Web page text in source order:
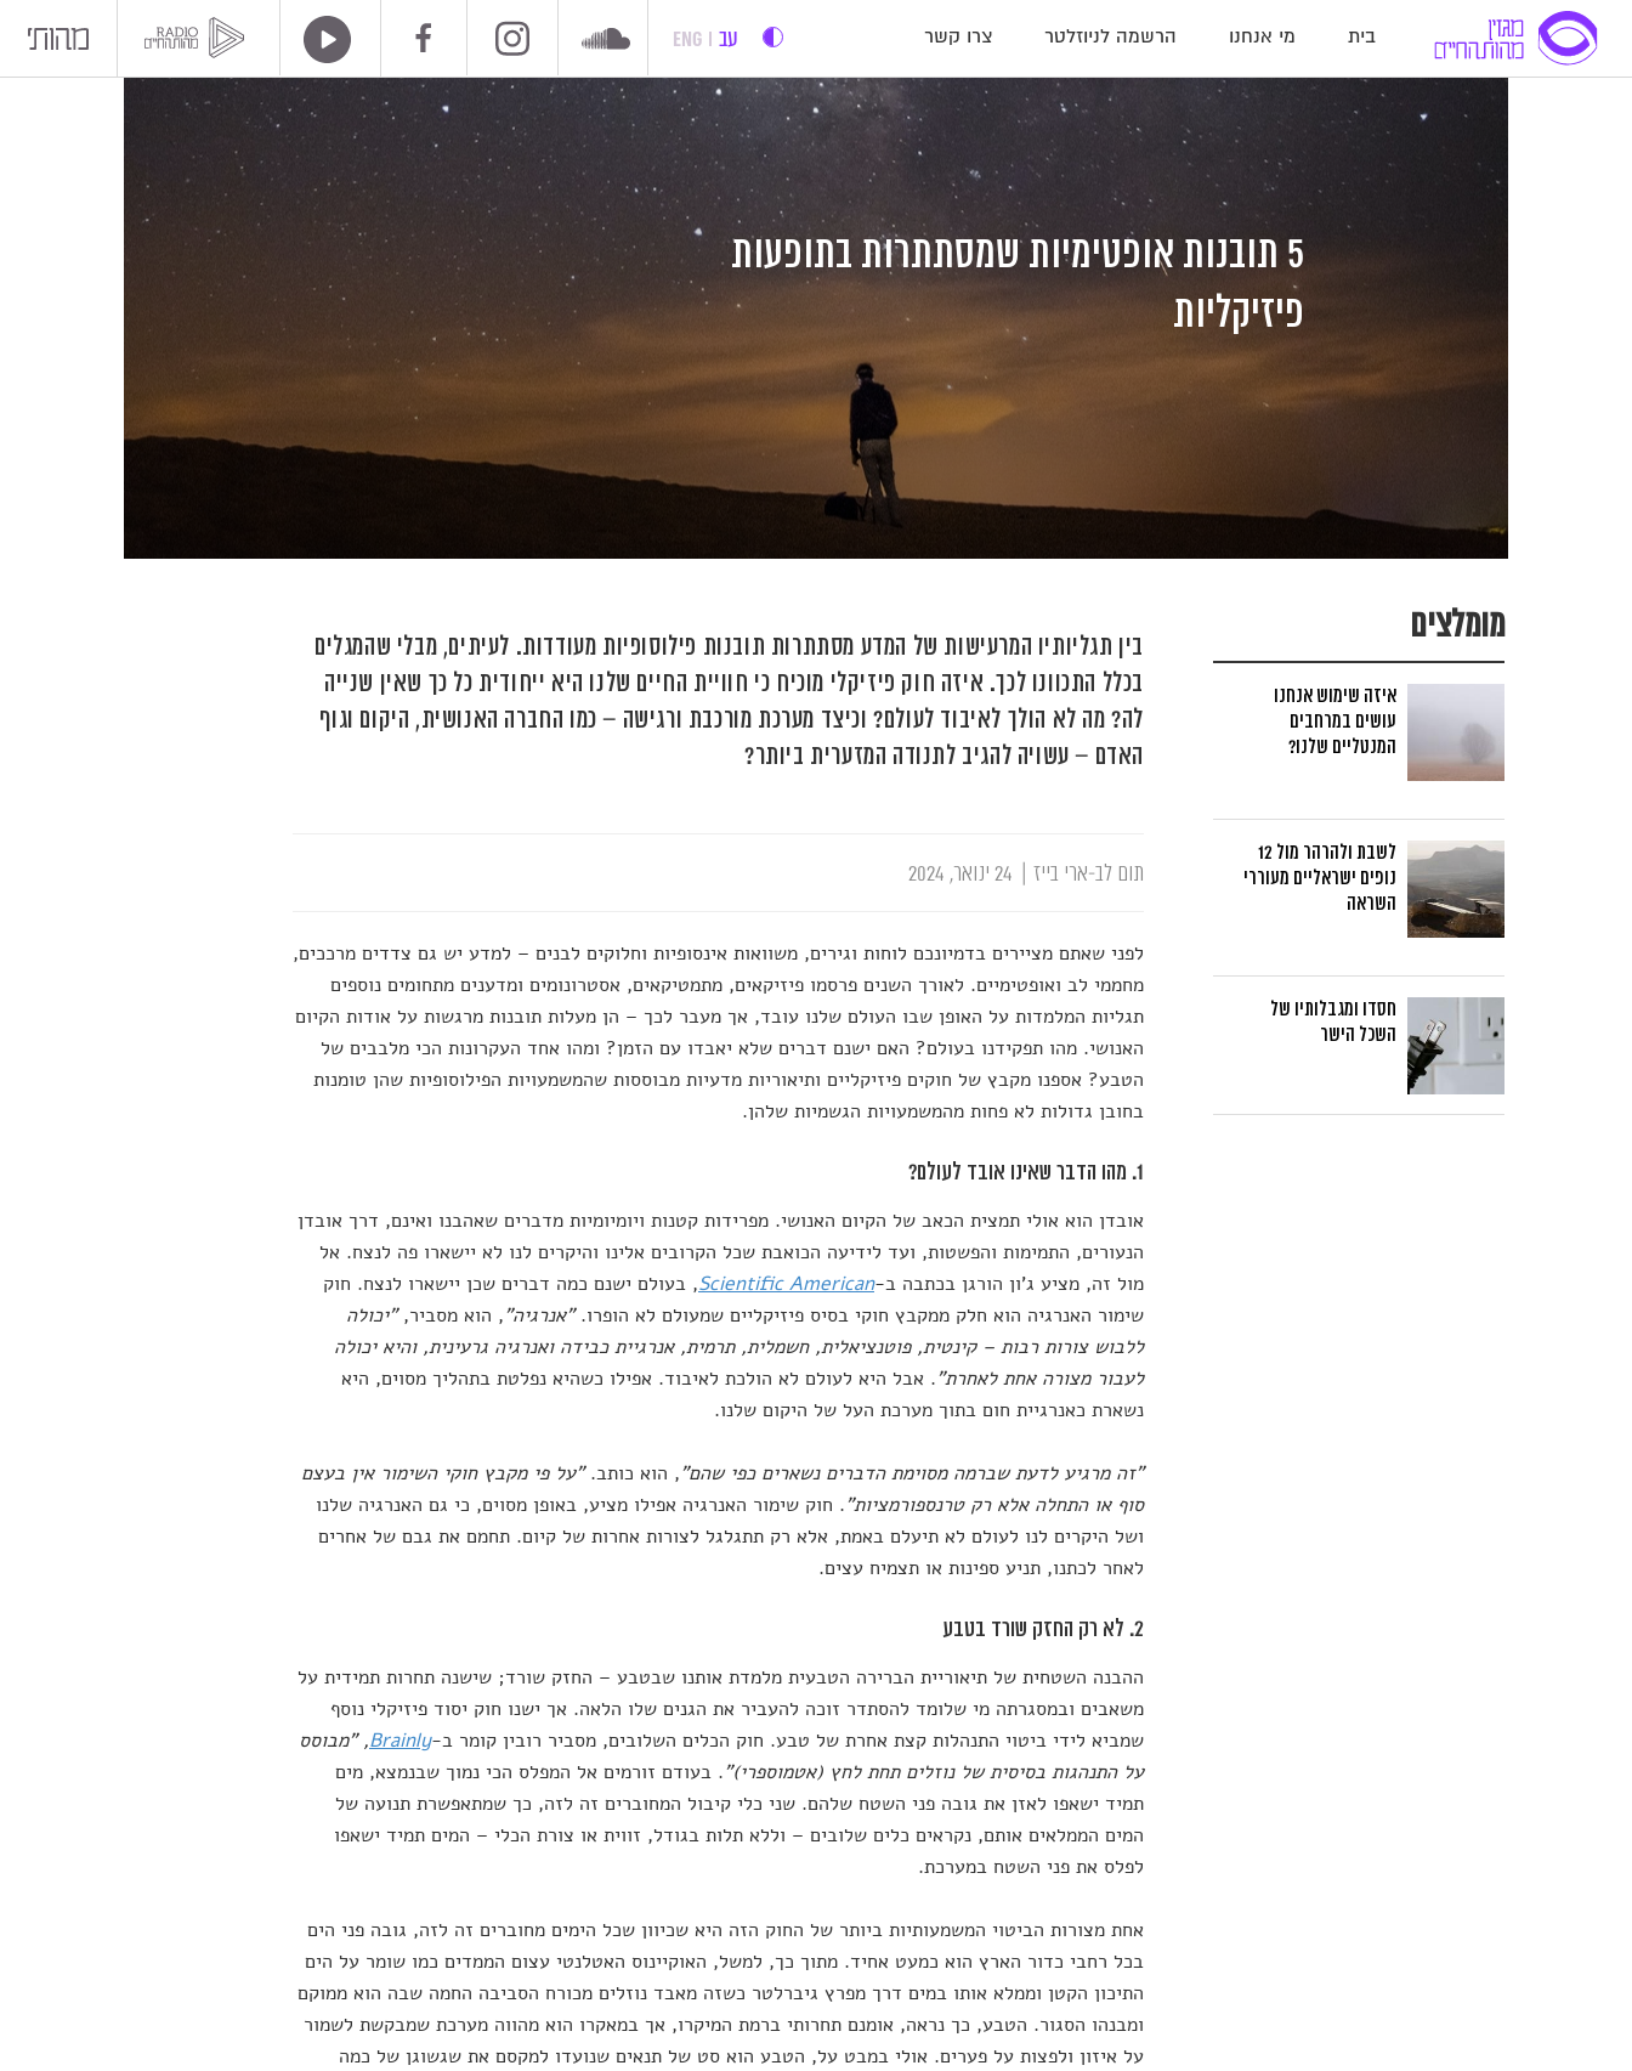
בית מי אנחנו הרשמה לניוזלטר צרו קשר עב ENG
5 תובנות אופטימיות שמסתתרות בתופעות
פיזיקליות
בין תגליותיו המרעישות של המדע מסתתרות תובנות פילוסופיות מעודדות. לעיתים, מבלי שהמגלים
בכלל התכוונו לכך. איזה חוק פיזיקלי מוכיח כי חוויית החיים שלנו היא ייחודית כל כך שאין שנייה
לה? מה לא הולך לאיבוד לעולם? וכיצד מערכת מורכבת ורגישה – כמו החברה האנושית, היקום וגוף
האדם – עשויה להגיב לתנודה המזערית ביותר?
תום לב-ארי בייז
לפני שאתם מציירים בדמיונכם לוחות וגירים, משוואות אינסופיות וחלוקים לבנים – למדע יש גם צדדים מרככים,
מחממי לב ואופטימיים. לאורך השנים פרסמו פיזיקאים, מתמטיקאים, אסטרונומים ומדענים מתחומים נוספים
תגליות המלמדות על האופן שבו העולם שלנו עובד, אך מעבר לכך – הן מעלות תובנות מרגשות על אודות הקיום
האנושי. מהו תפקידנו בעולם? האם ישנם דברים שלא יאבדו עם הזמן? ומהו אחד העקרונות הכי מלבבים של
הטבע? אספנו מקבץ של חוקים פיזיקליים ותיאוריות מדעיות מבוססות שהמשמעויות הפילוסופיות שהן טומנות
בחובן גדולות לא פחות מהמשמעויות הגשמיות שלהן.
1. מהו הדבר שאינו אובד לעולם?
אובדן הוא אולי תמצית הכאב של הקיום האנושי. מפרידות קטנות ויומיומיות מדברים שאהבנו ואינם, דרך אובדן
הנעורים, התמימות והפשטות, ועד לידיעה הכואבת שכל הקרובים אלינו והיקרים לנו לא יישארו פה לנצח. אל
מול זה, מציע ג'ון הורגן בכתבה ב-Scientific American, בעולם ישנם כמה דברים שכן יישארו לנצח. חוק
שימור האנרגיה הוא חלק ממקבץ חוקי בסיס פיזיקליים שמעולם לא הופרו."אנרגיה", הוא מסביר,"יכולה
ללבוש צורות רבות – קינטית, פוטנציאלית, חשמלית, תרמית, אנרגיית כבידה ואנרגיה גרעינית, והיא יכולה
לעבור מצורה אחת לאחרת". אבל היא לעולם לא הולכת לאיבוד. אפילו כשהיא נפלטת בתהליך מסוים, היא
נשארת כאנרגיית חום בתוך מערכת העל של היקום שלנו.
"זה מרגיע לדעת שברמה מסוימת הדברים נשארים כפי שהם", הוא כותב."על פי מקבץ חוקי השימור אין בעצם
סוף או התחלה אלא רק טרנספורמציות". חוק שימור האנרגיה אפילו מציע, באופן מסוים, כי גם האנרגיה שלנו
ושל היקרים לנו לעולם לא תיעלם באמת, אלא רק תתגלגל לצורות אחרות של קיום. תחמם את גבם של אחרים
לאחר לכתנו, תניע ספינות או תצמיח עצים.
2. לא רק החזק שורד בטבע
ההבנה השטחית של תיאוריית הברירה הטבעית מלמדת אותנו שבטבע – החזק שורד; שישנה תחרות תמידית על
משאבים ובמסגרתה מי שלומד להסתדר זוכה להעביר את הגנים שלו הלאה. אך ישנו חוק יסוד פיזיקלי נוסף
שמביא לידי ביטוי התנהלות קצת אחרת של טבע. חוק הכלים השלובים, מסביר רובין קומר ב-Brainly
, "מבוסס
על התנהגות בסיסית של נוזלים תחת לחץ (אטמוספרי)". בעודם זורמים אל המפלס הכי נמוך שבנמצא, מים
תמיד ישאפו לאזן את גובה פני השטח שלהם. שני כלי קיבול המחוברים זה לזה, כך שמתאפשרת תנועה של
המים הממלאים אותם, נקראים כלים שלובים – וללא תלות בגודל, זווית או צורת הכלי – המים תמיד ישאפו
לפלס את פני השטח במערכת.
אחת מצורות הביטוי המשמעותיות ביותר של החוק הזה היא שכיוון שכל הימים מחוברים זה לזה, גובה פני הים
בכל רחבי כדור הארץ הוא כמעט אחיד. מתוך כך, למשל, האוקיינוס האטלנטי עצום הממדים כמו שומר על הים
התיכון הקטן וממלא אותו במים דרך מפרץ גיברלטר כשזה מאבד נוזלים מכורח הסביבה החמה שבה הוא ממוקם
ומבנהו הסגור. הטבע, כך נראה, אומנם תחרותי ברמת המיקרו, אך במאקרו הוא מהווה מערכת שמבקשת לשמור
על איזון ולפצות על פערים. אולי במבט על, הטבע הוא סט של תנאים שנועדו למקסם את שגשוגן של כמה
מומלצים
איזה שימוש אנחנו
עושים במרחבים
המנטליים שלנו?
לשבת ולהרהר מול 12
נופים ישראליים מעוררי
השראה
חסדו ומגבלותיו של
השכל הישר